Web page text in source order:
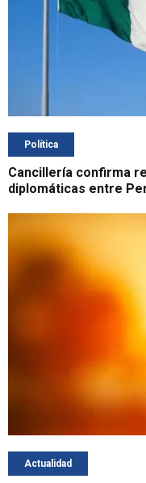
Política
Cancillería confirma
diplomáticas entre
Actualidad